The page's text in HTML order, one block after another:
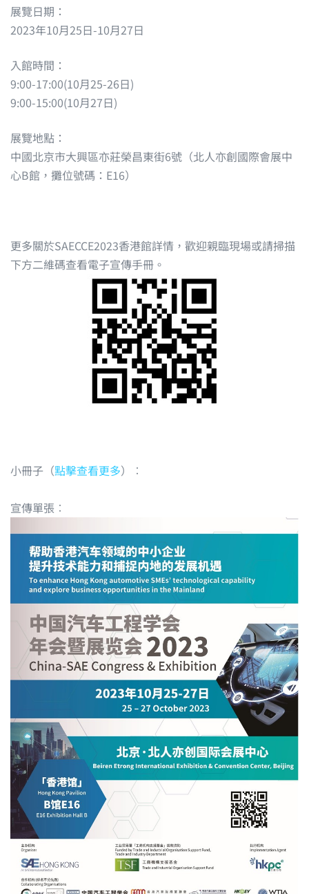
展覽日期：
2023年10月25日-10月27日
入館時間：
9:00-17:00(10月25-26日)
9:00-15:00(10月27日)
展覽地點：
中國北京市大興區亦莊榮昌東街6號（北人亦創國際會展中
心B館，攤位號碼：E16）
更多關於SAECCE2023香港館詳情，歡迎親臨現場或請掃描
下方二維碼查看電子宣傳手冊。
小冊子（點擊查看更多）︰
宣傳單張︰